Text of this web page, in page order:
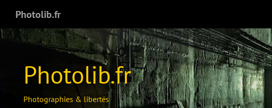
Photolib.fr
Photolib.fr
Photographies & libertés